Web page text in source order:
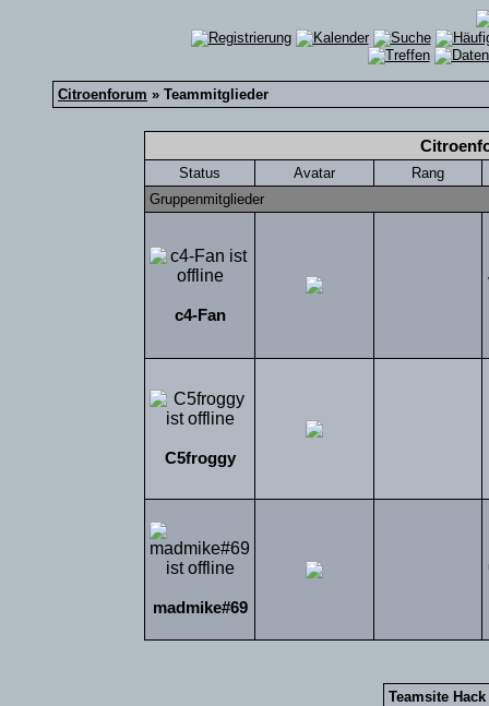
Citroenforum » Teammitglieder
Status Avatar
Rang
Gruppenmitglieder
c4-Fan
C5froggy
madmike#69
Teamsite